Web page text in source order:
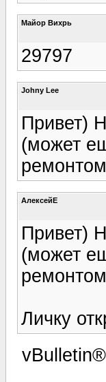
Майор Вихрь
29797
Johny Lee
Привет)
(может
АлексейЕ
Привет)
(может
Личку